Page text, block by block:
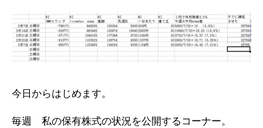
今日からはじめます。
毎週 私の保有株式の状況を公開するコーナー。